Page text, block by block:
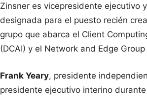
Zinsner es vicepresidente ejecutivo
designada para el puesto recién
grupo que abarca el Client
(DCAI) y el Network and Edge
Frank Yeary, presidente
presidente ejecutivo interino